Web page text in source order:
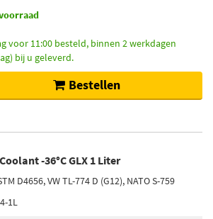
voor 11:00 besteld, binnen 2 werkdagen
bij u geleverd.
Bestellen
-36°C GLX 1 Liter
D4656, VW TL-774 D (G12), NATO S-759
1L